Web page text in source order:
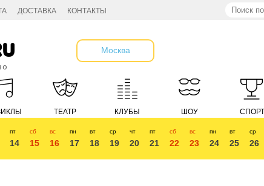
ДОСТАВКА КОНТАКТЫ
Москва
ТЕАТР КЛУБЫ ШОУ СПОРТ
пт
14
сб
15
вс
16
пн
17
вт
18
ср
19
чт
20
пт
21
сб
22
вс
23
пн
24
вт
25
ср
26